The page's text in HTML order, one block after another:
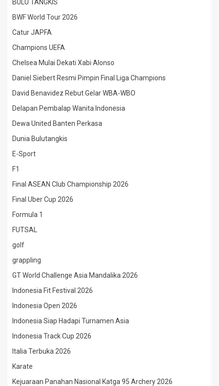
BULU TANGKIS
BWF World Tour 2026
Catur JAPFA
Champions UEFA
Chelsea Mulai Dekati Xabi Alonso
Daniel Siebert Resmi Pimpin Final Liga Champions
David Benavidez Rebut Gelar WBA-WBO
Delapan Pembalap Wanita Indonesia
Dewa United Banten Perkasa
Dunia Bulutangkis
E-Sport
F1
Final ASEAN Club Championship 2026
Final Uber Cup 2026
Formula 1
FUTSAL
golf
grappling
GT World Challenge Asia Mandalika 2026
Indonesia Fit Festival 2026
Indonesia Open 2026
Indonesia Siap Hadapi Turnamen Asia
Indonesia Track Cup 2026
Italia Terbuka 2026
Karate
Kejuaraan Panahan Nasional Katga 95 Archery 2026